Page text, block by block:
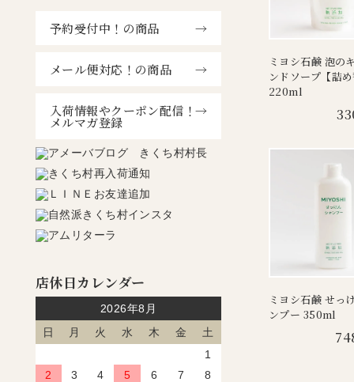
ミヨシ石鹸 泡の
ンドソープ【詰
220ml
ミヨシ石鹸 せっ
ンプー 350ml
予約受付中！の商品
メール便対応！の商品
入荷情報やクーポン配信！
メルマガ登録
店休日カレンダー
2026年8月
日
月 火 水 木 金
土
1
2
3 4 5 6 7
8